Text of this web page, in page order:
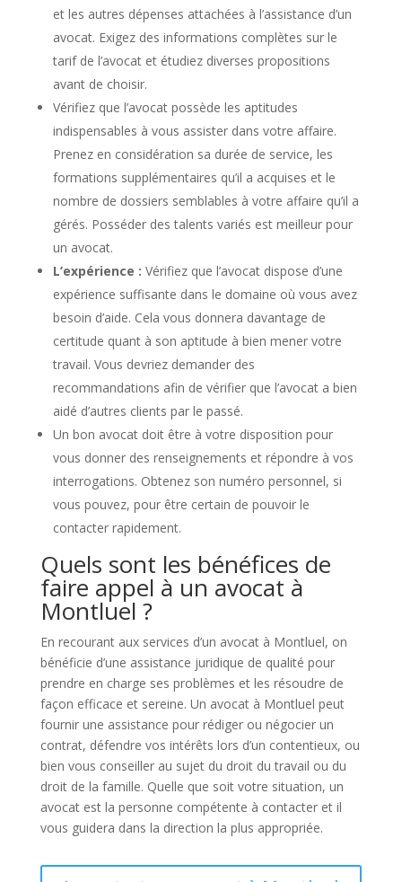
et les autres dépenses attachées à l’assistance d’un
avocat. Exigez des informations complètes sur le
tarif de l’avocat et étudiez diverses propositions
avant de choisir.
Vérifiez que l’avocat possède les aptitudes
indispensables à vous assister dans votre affaire.
Prenez en considération sa durée de service, les
formations supplémentaires qu’il a acquises et le
nombre de dossiers semblables à votre affaire qu’il a
gérés. Posséder des talents variés est meilleur pour
un avocat.
L’expérience : Vérifiez que l’avocat dispose d’une
expérience suffisante dans le domaine où vous avez
besoin d’aide. Cela vous donnera davantage de
certitude quant à son aptitude à bien mener votre
travail. Vous devriez demander des
recommandations afin de vérifier que l’avocat a bien
aidé d’autres clients par le passé.
Un bon avocat doit être à votre disposition pour
vous donner des renseignements et répondre à vos
interrogations. Obtenez son numéro personnel, si
vous pouvez, pour être certain de pouvoir le
contacter rapidement.
Quels sont les bénéfices de
faire appel à un avocat à
Montluel ?
En recourant aux services d’un avocat à Montluel, on
bénéficie d’une assistance juridique de qualité pour
prendre en charge ses problèmes et les résoudre de
façon efficace et sereine. Un avocat à Montluel peut
fournir une assistance pour rédiger ou négocier un
contrat, défendre vos intérêts lors d’un contentieux, ou
bien vous conseiller au sujet du droit du travail ou du
droit de la famille. Quelle que soit votre situation, un
avocat est la personne compétente à contacter et il
vous guidera dans la direction la plus appropriée.